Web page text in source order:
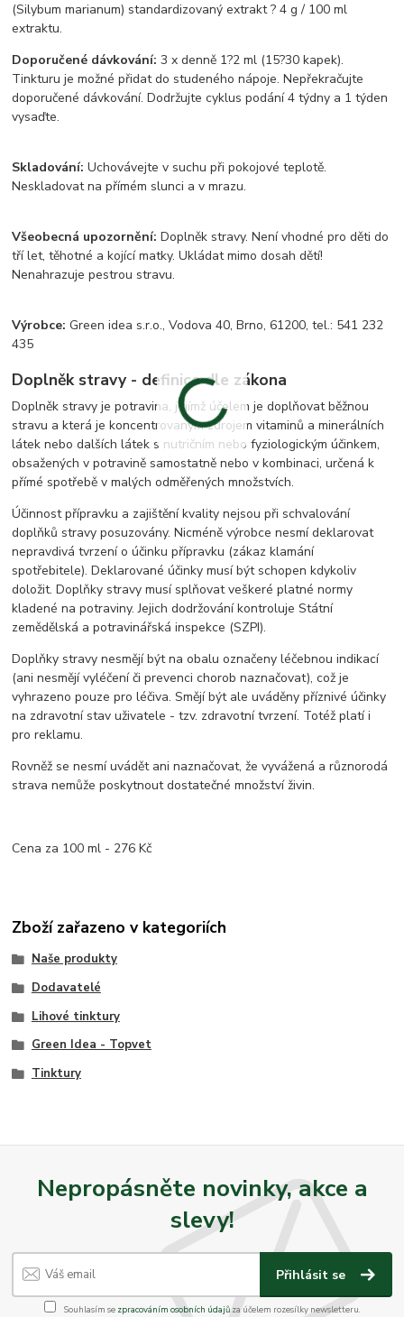
(Silybum marianum) standardizovaný extrakt ? 4 g / 100 ml
extraktu.
Doporučené dávkování: 3 x denně 1?2 ml (15?30 kapek).
Tinkturu je možné přidat do studeného nápoje. Nepřekračujte
doporučené dávkování. Dodržujte cyklus podání 4 týdny a 1 týden
vysaďte.
Skladování:Uchovávejte v suchu při pokojové teplotě.
Neskladovat na přímém slunci a v mrazu.
Všeobecná upozornění: Doplněk stravy. Není vhodné pro děti do
tří let, těhotné a kojící matky. Ukládat mimo dosah dětí!
Nenahrazuje pestrou stravu.
Výrobce: Green idea s.r.o., Vodova 40, Brno, 61200, tel.: 541 232
435
Doplněk stravy - definice dle zákona
Doplněk stravy je potravina, jejímž účelem je doplňovat běžnou
stravu a která je koncentrovaným zdrojem vitaminů a minerálních
látek nebo dalších látek s nutričním nebo fyziologickým účinkem,
obsažených v potravině samostatně nebo v kombinaci, určená k
přímé spotřebě v malých odměřených množstvích.
Účinnost přípravku a zajištění kvality nejsou při schvalování
doplňků stravy posuzovány. Nicméně výrobce nesmí deklarovat
nepravdivá tvrzení o účinku přípravku (zákaz klamání
spotřebitele). Deklarované účinky musí být schopen kdykoliv
doložit. Doplňky stravy musí splňovat veškeré platné normy
kladené na potraviny. Jejich dodržování kontroluje Státní
zemědělská a potravinářská inspekce (SZPI).
Doplňky stravy nesmějí být na obalu označeny léčebnou indikací
(ani nesmějí vyléčení či prevenci chorob naznačovat), což je
vyhrazeno pouze pro léčiva. Smějí být ale uváděny příznivé účinky
na zdravotní stav uživatele - tzv. zdravotní tvrzení. Totéž platí i
pro reklamu.
Rovněž se nesmí uvádět ani naznačovat, že vyvážená a různorodá
strava nemůže poskytnout dostatečné množství živin.
Cena za 100 ml - 276 Kč
Zboží zařazeno v kategoriích
Naše produkty
Dodavatelé
Lihové tinktury
Green Idea - Topvet
Tinktury
Nepropásněte novinky, akce a
slevy!
Přihlásit se
Souhlasím se zpracováním osobních údajůza účelem rozesílky newsletteru.